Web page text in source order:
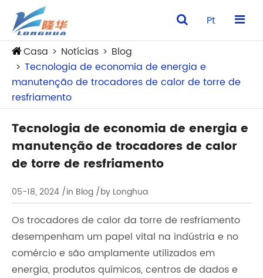
Pt
Casa Notícias
Blog
Tecnologia de economia de energia e
manutenção de trocadores de calor de torre de
resfriamento
Tecnologia de economia de energia e
manutenção de trocadores de calor
de torre de resfriamento
05-18, 2024 /in Blog /by Longhua
Os trocadores de calor da torre de resfriamento
desempenham um papel vital na indústria e no
comércio e são amplamente utilizados em
energia, produtos químicos, centros de dados e